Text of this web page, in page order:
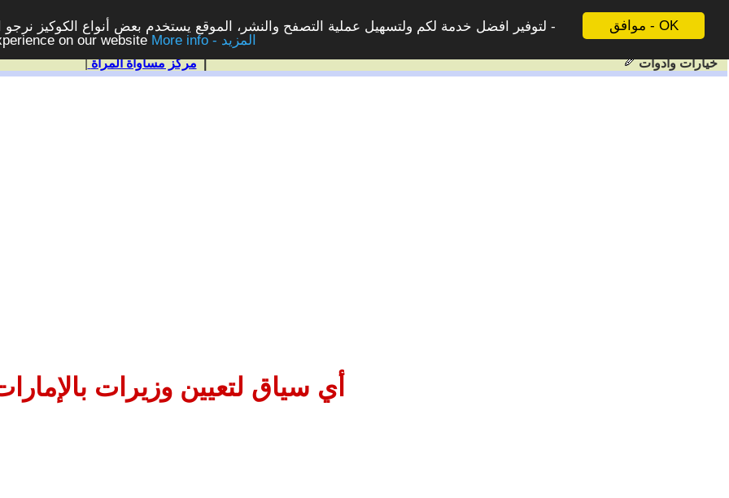
موافق - OK
لتوفير افضل خدمة لكم ولتسهيل عملية التصفح والنشر، الموقع يستخدم بعض أنواع الكوكيز
on our website
More info - المزيد
| مركز مساواة المرأة| خيارات وادوات
أي سياق لتعيين وزيرات